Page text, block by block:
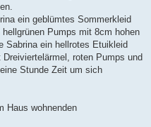
ein geblümtes Sommerkleid
Pumps mit 8cm hohen
Sabrina ein hellrotes Etuikleid
roten Pumps und
Stunde Zeit um sich
Haus wohnenden